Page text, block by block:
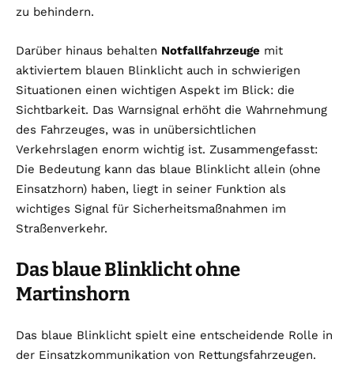
zu behindern.
Darüber hinaus behalten Notfallfahrzeuge mit
aktiviertem blauen Blinklicht auch in schwierigen
Situationen einen wichtigen Aspekt im Blick: die
Sichtbarkeit. Das Warnsignal erhöht die Wahrnehmung
des Fahrzeuges, was in unübersichtlichen
Verkehrslagen enorm wichtig ist. Zusammengefasst:
Die Bedeutung kann das blaue Blinklicht allein (ohne
Einsatzhorn) haben, liegt in seiner Funktion als
wichtiges Signal für Sicherheitsmaßnahmen im
Straßenverkehr.
Das blaue Blinklicht ohne
Martinshorn
Das blaue Blinklicht spielt eine entscheidende Rolle in
der Einsatzkommunikation von Rettungsfahrzeugen.